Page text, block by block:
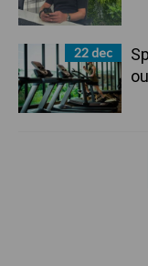
22 dec